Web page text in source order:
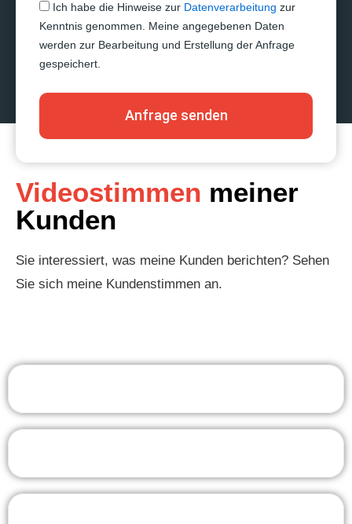
Ich habe die Hinweise zur Datenverarbeitung zur
Kenntnis genommen. Meine angegebenen Daten
werden zur Bearbeitung und Erstellung der Anfrage
gespeichert.
Anfrage senden
Videostimmen meiner
Kunden
Sie interessiert, was meine Kunden berichten? Sehen
Sie sich meine Kundenstimmen an.